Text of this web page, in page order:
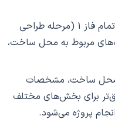
فاز ۲ معماری، مرحله‌ای از فرایند طراحی معماری برای پروژه‌های ساختمانی است که پس از اتمام فاز ۱ (مرحله طراحی
مربوط به محل ساخت،
به محل ساخت، مشخصات
برای بخش‌های مختلف
پروژه می‌شود.